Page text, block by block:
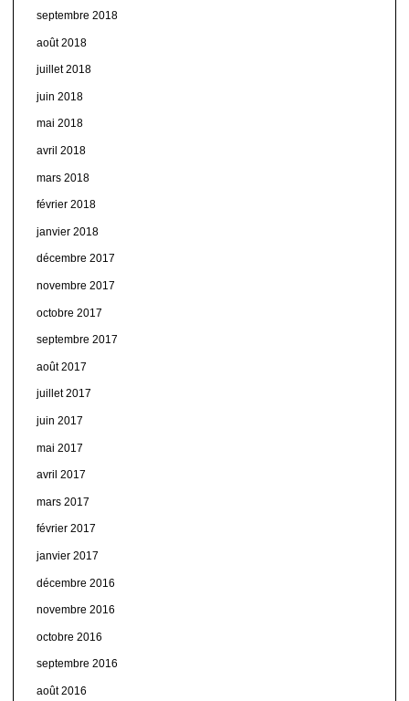
septembre 2018
août 2018
juillet 2018
juin 2018
mai 2018
avril 2018
mars 2018
février 2018
janvier 2018
décembre 2017
novembre 2017
octobre 2017
septembre 2017
août 2017
juillet 2017
juin 2017
mai 2017
avril 2017
mars 2017
février 2017
janvier 2017
décembre 2016
novembre 2016
octobre 2016
septembre 2016
août 2016